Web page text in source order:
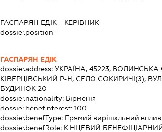
ГАСПАРЯН ЕДІК - КЕРІВНИК
dossier.position -
ГАСПАРЯН ЕДІК
dossier.address:УКРАЇНА, 45223, ВОЛИНСЬКА
КІВЕРЦІВСЬКИЙ Р-Н, СЕЛО СОКИРИЧІ(З),
БУДИНОК 20
dossier.nationality: Вірменія
dossier.benefInterest:100
dossier.benefType: Прямий вирішальний вплив
dossier.benefRole: КІНЦЕВИЙ